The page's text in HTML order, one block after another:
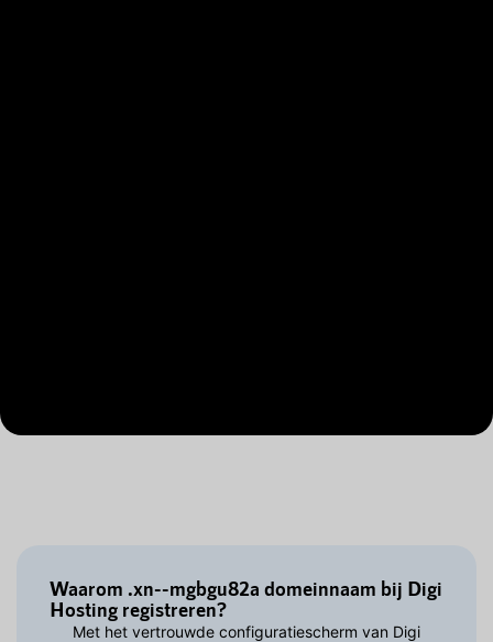
Waarom .xn--mgbgu82a domeinnaam bij Digi
Hosting registreren?
Met het vertrouwde configuratiescherm van Digi